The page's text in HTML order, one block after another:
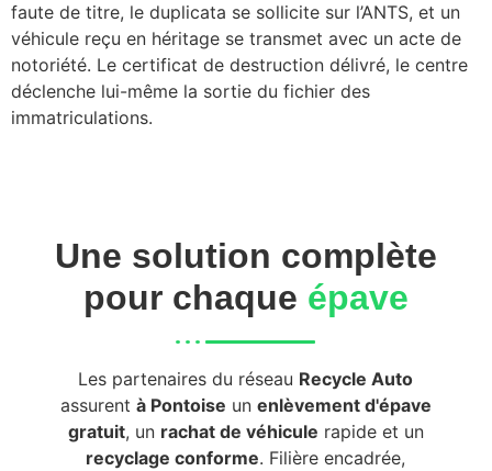
faute de titre, le duplicata se sollicite sur l’ANTS, et un
véhicule reçu en héritage se transmet avec un acte de
notoriété. Le certificat de destruction délivré, le centre
déclenche lui-même la sortie du fichier des
immatriculations.
Une solution complète
pour chaque épave
Les partenaires du réseau Recycle Auto
assurent à Pontoise un enlèvement d'épave
gratuit, un rachat de véhicule rapide et un
recyclage conforme. Filière encadrée,